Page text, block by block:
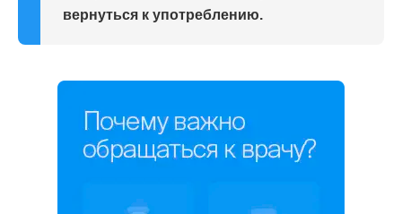
вернуться к употреблению.